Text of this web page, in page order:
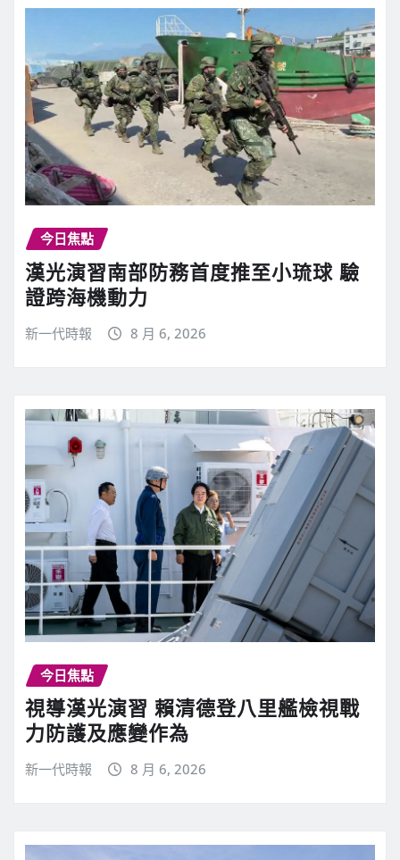
今日焦點
漢光演習南部防務首度推至小琉球 驗
證跨海機動力
新一代時報 8 月 6, 2026
今日焦點
視導漢光演習 賴清德登八里艦檢視戰
力防護及應變作為
新一代時報 8 月 6, 2026